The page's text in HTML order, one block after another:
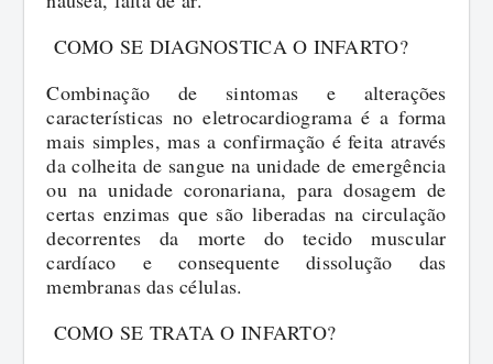
COMO SE DIAGNOSTICA O INFARTO?
Combinação de sintomas e alterações
características no eletrocardiograma é a forma
mais simples, mas a confirmação é feita através
da colheita de sangue na unidade de emergência
ou na unidade coronariana, para dosagem de
certas enzimas que são liberadas na circulação
decorrentes da morte do tecido muscular
cardíaco e consequente dissolução das
membranas das células.
COMO SE TRATA O INFARTO?